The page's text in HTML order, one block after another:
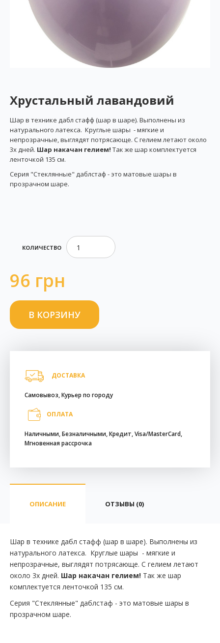
Хрустальный лавандовий
Шар в технике дабл стафф (шар в шаре). Выполнены из
натурального латекса. Круглые шары - мягкие и
непрозрачные, выглядят потрясающе. С гелием летают около
3х дней. Шар накачан гелием! Так же шар комплектуется
ленточкой 135 см.
Серия "Стеклянные" даблстаф - это матовые шары в
прозрачном шаре.
КОЛИЧЕСТВО
96 грн
ДОСТАВКА
Самовывоз, Курьер по городу
ОПЛАТА
Наличными, Безналичными, Кредит, Visa/MasterCard,
Мгновенная рассрочка
ОПИСАНИЕ ОТЗЫВЫ (0)
Шар в технике дабл стафф (шар в шаре). Выполнены из
натурального латекса. Круглые шары - мягкие и
непрозрачные, выглядят потрясающе. С гелием летают
около 3х дней. Шар накачан гелием! Так же шар
комплектуется ленточкой 135 см.
Серия "Стеклянные" даблстаф - это матовые шары в
прозрачном шаре.